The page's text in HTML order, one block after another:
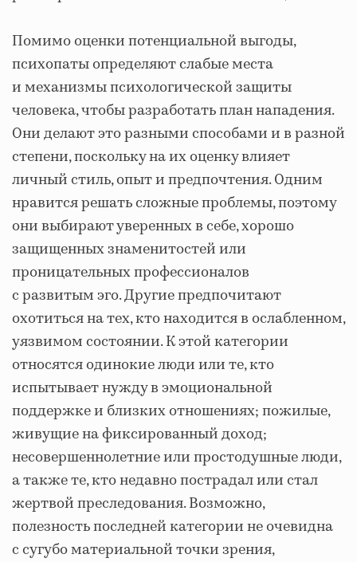
Помимо оценки потенциальной выгоды,
психопаты определяют слабые места
и механизмы психологической защиты
человека, чтобы разработать план нападения.
Они делают это разными способами и в разной
степени, поскольку на их оценку влияет
личный стиль, опыт и предпочтения. Одним
нравится решать сложные проблемы, поэтому
они выбирают уверенных в себе, хорошо
защищенных знаменитостей или
проницательных профессионалов
с развитым эго. Другие предпочитают
охотиться на тех, кто находится в ослабленном,
уязвимом состоянии. К этой категории
относятся одинокие люди или те, кто
испытывает нужду в эмоциональной
поддержке и близких отношениях; пожилые,
живущие на фиксированный доход;
несовершеннолетние или простодушные люди,
а также те, кто недавно пострадал или стал
жертвой преследования. Возможно,
полезность последней категории не очевидна
с сугубо материальной точки зрения,